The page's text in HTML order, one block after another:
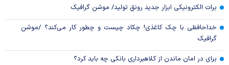
برات الکترونیکی ابزار جدید رونق تولید/ موشن گرافیک
خداحافظی با چک کاغذی! چکاد چیست و چطور کار می‌کند؟ /موشن
گرافیک
برای در امان ماندن از کلاهبرداری بانکی چه باید کرد؟